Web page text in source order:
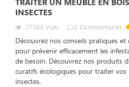
INSECTES
27343 Vues 2 Commentaires
Découvrez nos conseils pratiques
pour prévenir efficacement les
de besoin. Découvrez nos produits
curatifs écologiques pour traiter vos
insectes.